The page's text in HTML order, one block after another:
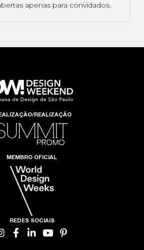
apenas para convidados.
REALIZAÇÃO
MEMBRO OFICIAL
REDES SOCIAIS